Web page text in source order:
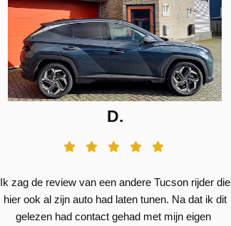
D.
Ik zag de review van een andere Tucson rijder die
hier ook al zijn auto had laten tunen. Na dat ik dit
gelezen had contact gehad met mijn eigen